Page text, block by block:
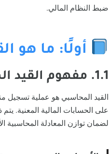
ضبط النظام المالي.
أولًا: ما هو
1.1. مفهوم القيد المحاسبي
القيد المحاسبي هو عملية تسجيل
على الحسابات المالية المعنية. يتم
لضمان توازن المعادلة المحاسبية